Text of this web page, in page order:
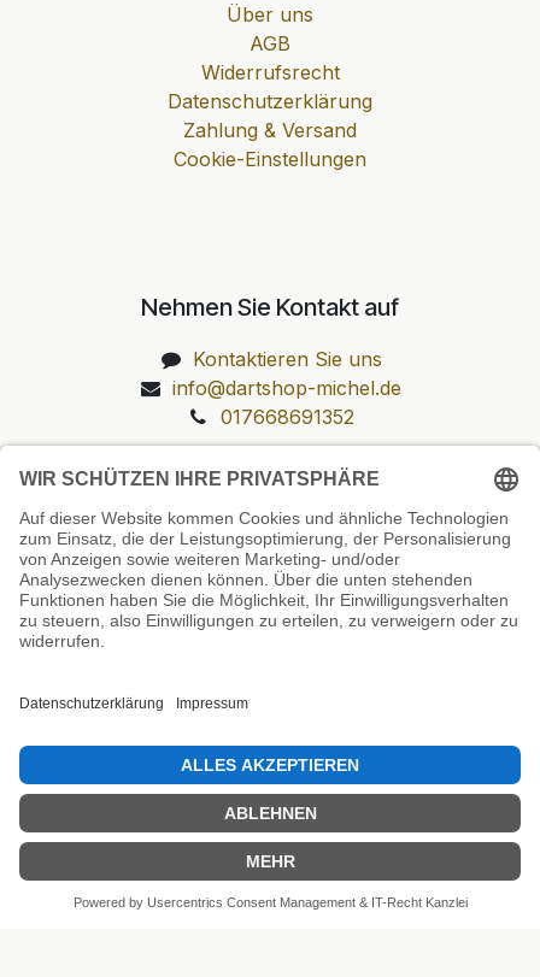
Über uns
AGB
Widerrufsrecht
Datenschutzerklärung
Zahlung & Versand
Cookie-Einstellungen
Nehmen Sie Kontakt auf
Kontaktieren Sie uns
info@dartshop-michel.de
017668691352
Unsere Prüfsiegel